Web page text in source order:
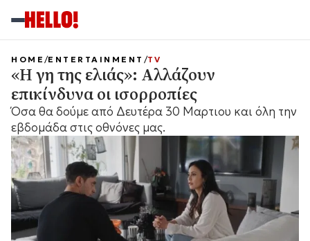
HOME ENTERTAINMENT TV
«Η γη της ελιάς»: Αλλάζουν
επικίνδυνα οι ισορροπίες
Όσα θα δούμε από Δευτέρα 30 Μαρτιου και όλη την
εβδομάδα στις οθνόνες μας.